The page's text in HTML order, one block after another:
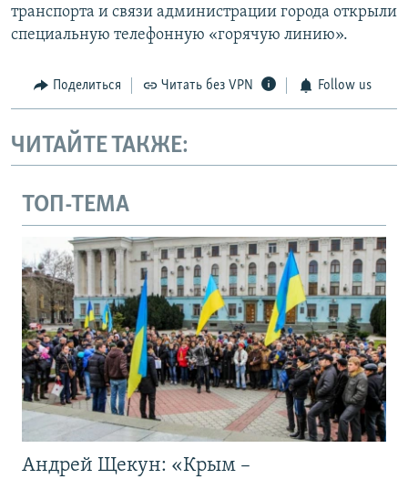
транспорта и связи администрации города открыли
специальную телефонную «горячую линию».
Поделиться Читать без VPN Follow us
ЧИТАЙТЕ ТАКЖЕ:
ТОП-ТЕМА
Андрей Щекун: «Крым –